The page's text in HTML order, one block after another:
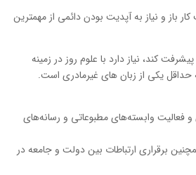
باز و نیاز به آپدیت بودن دائمی از مهمترین
کند، نیاز دارد با علوم روز در زمینه
حداقل یکی از زبان های غیرمادری است.
و فعالیت وابسته‌های مطبوعاتی و رسانه‌های
برقراری ارتباطات بین دولت و جامعه در